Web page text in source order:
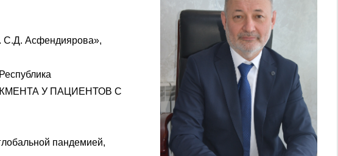
С.Д. Асфендиярова»,
У ПАЦИЕНТОВ С
пандемией,